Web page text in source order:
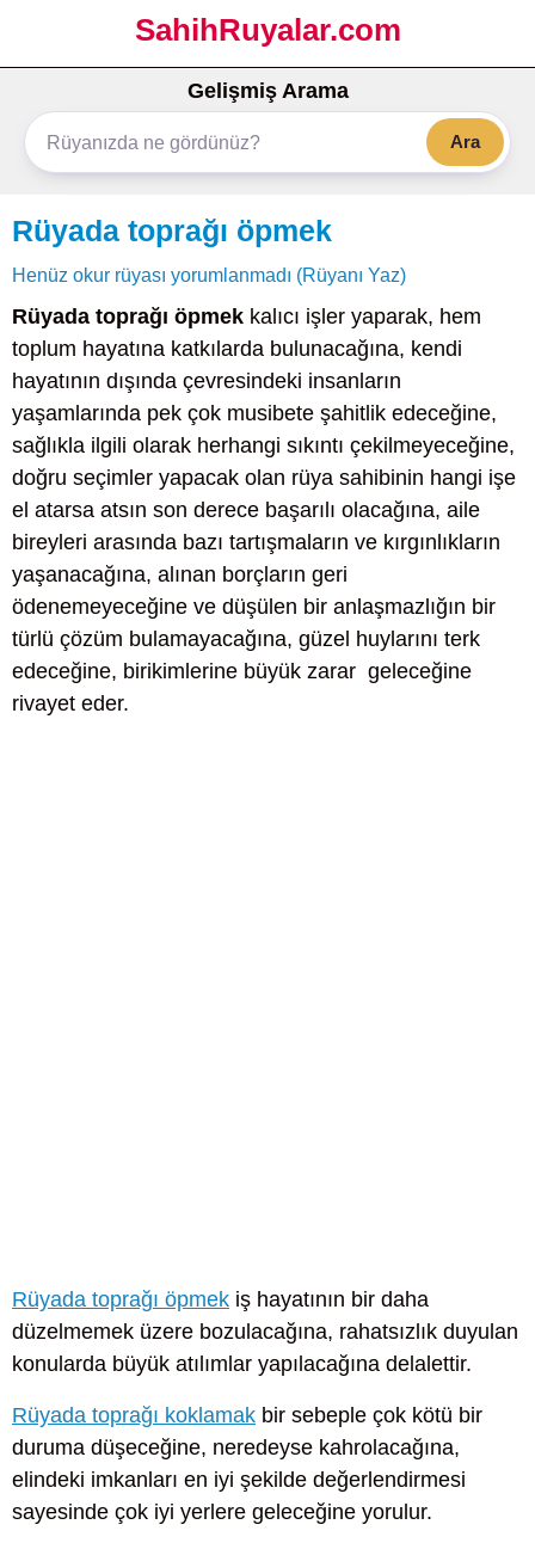
SahihRuyalar.com
Gelişmiş Arama
Ara
Rüyada toprağı öpmek
Henüz okur rüyası yorumlanmadı (Rüyanı Yaz)
Rüyada toprağı öpmek kalıcı işler yaparak, hem
toplum hayatına katkılarda bulunacağına, kendi
hayatının dışında çevresindeki insanların
yaşamlarında pek çok musibete şahitlik edeceğine,
sağlıkla ilgili olarak herhangi sıkıntı çekilmeyeceğine,
doğru seçimler yapacak olan rüya sahibinin hangi işe
el atarsa atsın son derece başarılı olacağına, aile
bireyleri arasında bazı tartışmaların ve kırgınlıkların
yaşanacağına, alınan borçların geri
ödenemeyeceğine ve düşülen bir anlaşmazlığın bir
türlü çözüm bulamayacağına, güzel huylarını terk
edeceğine, birikimlerine büyük zarar geleceğine
rivayet eder.
Rüyada toprağı öpmek iş hayatının bir daha
düzelmemek üzere bozulacağına, rahatsızlık duyulan
konularda büyük atılımlar yapılacağına delalettir.
Rüyada toprağı koklamak bir sebeple çok kötü bir
duruma düşeceğine, neredeyse kahrolacağına,
elindeki imkanları en iyi şekilde değerlendirmesi
sayesinde çok iyi yerlere geleceğine yorulur.